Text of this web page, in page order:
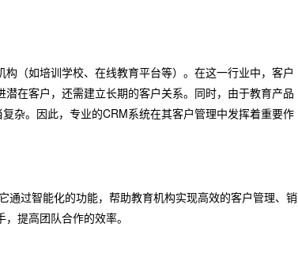
（如培训学校、在线教育平台等）。在这一行业中，客户
在客户，还需建立长期的客户关系。同时，由于教育产品
杂。因此，专业的CRM系统在其客户管理中发挥着重要作
通过智能化的功能，帮助教育机构实现高效的客户管理、销
提高团队合作的效率。